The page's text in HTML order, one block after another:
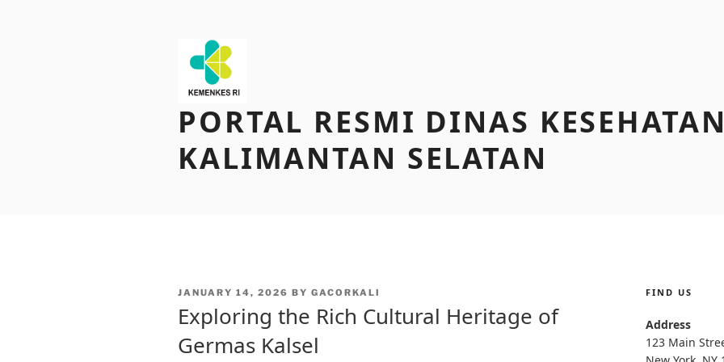
PORTAL RESMI DINAS KESEHATAN
KALIMANTAN SELATAN
POSTED
JANUARY 14, 2026 BY GACORKALI
Exploring the Rich Cultural Heritage of
Germas Kalsel
FIND US
Address
123 Main